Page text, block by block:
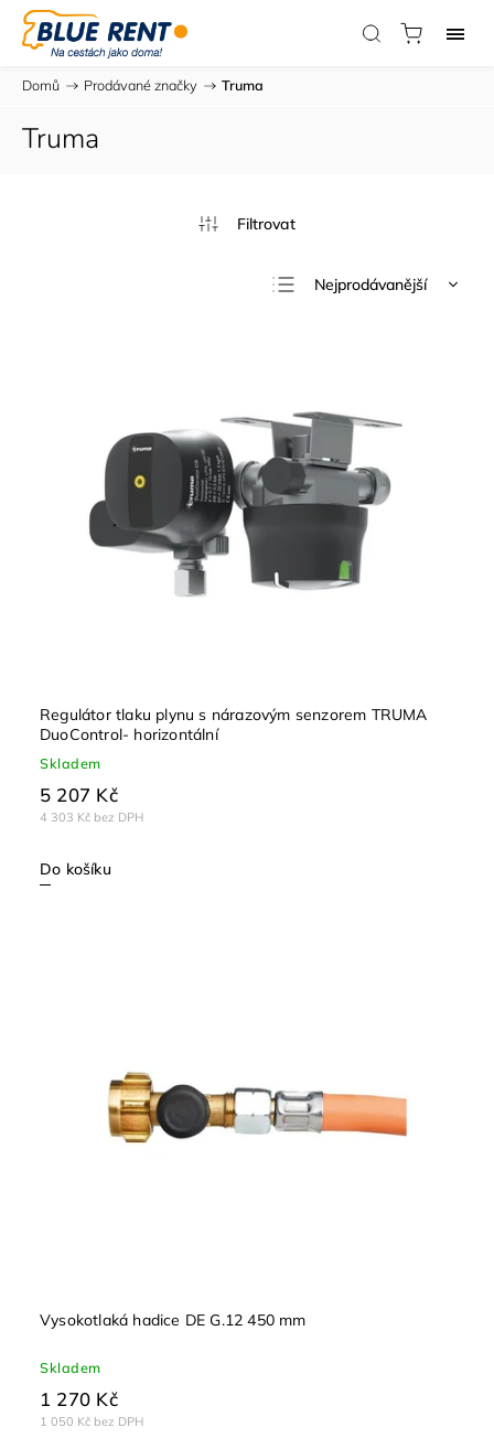
Domů / Prodávané značky / Truma
Truma
Nejprodávanější
Regulátor tlaku plynu s nárazovým senzorem TRUMA
DuoControl- horizontální
Skladem
4 303 Kč bez DPH
5 207 Kč
Do košíku
Vysokotlaká hadice DE G.12 450 mm
Skladem
1 050 Kč bez DPH
1 270 Kč